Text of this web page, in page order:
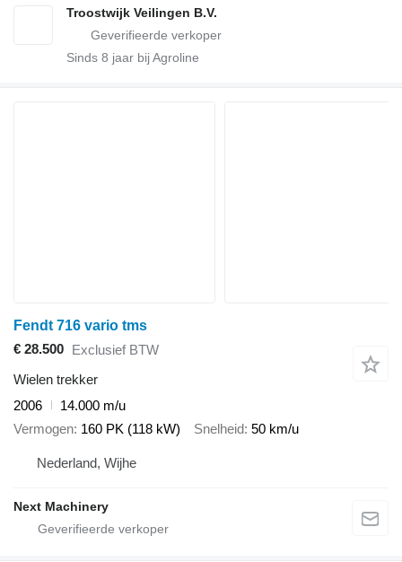
Troostwijk Veilingen B.V.
Sinds 8 jaar bij Agroline
Fendt 716 vario tms
€ 28.500 Exclusief BTW
Wielen trekker
2006
14.000 m/u
Vermogen 160 PK (118 kW) Snelheid 50 km/u
Nederland, Wijhe
Next Machinery